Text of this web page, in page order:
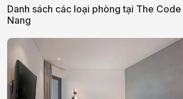
đảo:Nằm trên cung đường ôm
quát tuyệt mỹ. Từ phòng nghỉ,
ngắm trọn bức tranh những
thúng dập dềnh trên sóng
Bà Quan Âm hiển hiện uy nghi
Sơn Trà và ánh bình minh dịu
Danh sách các loại phòng tại The Code
Nang